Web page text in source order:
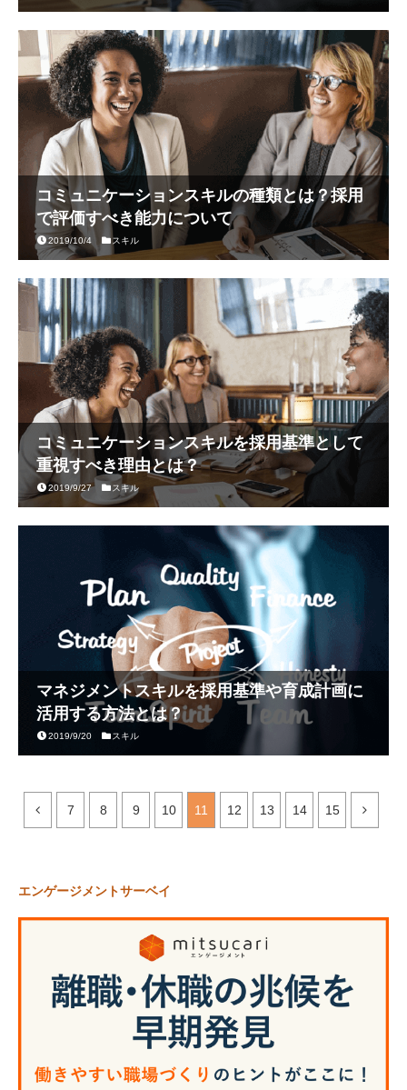
コミュニケーションスキルの種類とは？採用
で評価すべき能力について
2019/10/4 スキル
コミュニケーションスキルを採用基準として
重視すべき理由とは？
2019/9/27 スキル
マネジメントスキルを採用基準や育成計画に
活用する方法とは？
2019/9/20 スキル
7 8 9 10 11 12 13 14 15
エンゲージメントサーベイ